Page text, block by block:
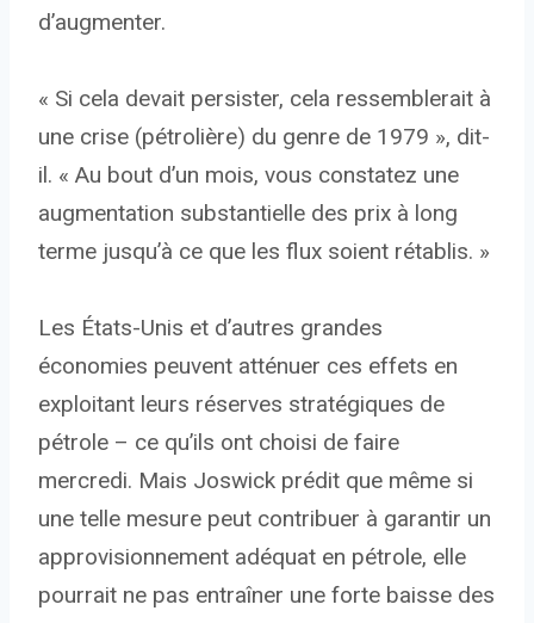
d’augmenter.
« Si cela devait persister, cela ressemblerait à
une crise (pétrolière) du genre de 1979 », dit-
il. « Au bout d’un mois, vous constatez une
augmentation substantielle des prix à long
terme jusqu’à ce que les flux soient rétablis. »
Les États-Unis et d’autres grandes
économies peuvent atténuer ces effets en
exploitant leurs réserves stratégiques de
pétrole – ce qu’ils ont choisi de faire
mercredi. Mais Joswick prédit que même si
une telle mesure peut contribuer à garantir un
approvisionnement adéquat en pétrole, elle
pourrait ne pas entraîner une forte baisse des